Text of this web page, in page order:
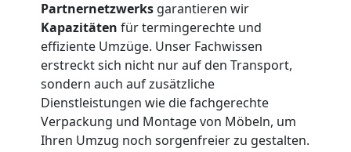
Partnernetzwerks garantieren wir
Kapazitäten für termingerechte und
effiziente Umzüge. Unser Fachwissen
erstreckt sich nicht nur auf den Transport,
sondern auch auf zusätzliche
Dienstleistungen wie die fachgerechte
Verpackung und Montage von Möbeln, um
Ihren Umzug noch sorgenfreier zu gestalten.